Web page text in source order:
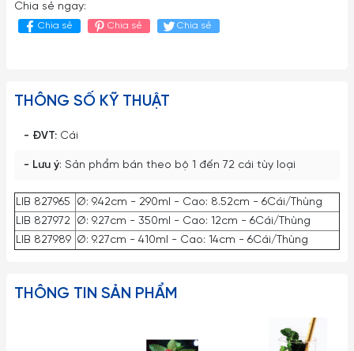
Chia sẻ ngay:
Chia sẻ Chia sẻ Chia sẻ
THÔNG SỐ KỸ THUẬT
- ĐVT: Cái
- Lưu ý: Sản phẩm bán theo bộ 1 đến 72 cái tùy loại
LIB 827965
Ø: 9.42cm - 290ml - Cao: 8.52cm - 6Cái/Thùng
LIB 827972 Ø: 9.27cm - 350ml - Cao: 12cm - 6Cái/Thùng
LIB 827989 Ø: 9.27cm - 410ml - Cao: 14cm - 6Cái/Thùng
THÔNG TIN SẢN PHẨM